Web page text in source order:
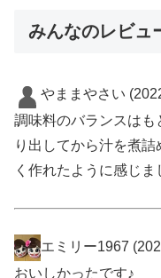
みんなのレビュ
やままやさい
調味料のバランスはも
り出してから汁を煮
く作れたように感じま
エミリー1967
おいしかったです♪